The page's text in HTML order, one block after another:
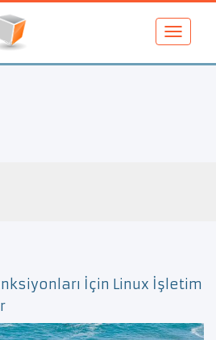
İçin Linux İşletim